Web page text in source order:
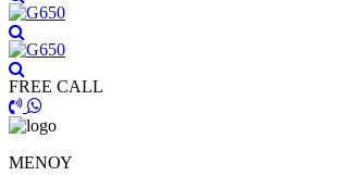
FREE CALL
ΜΕΝΟΥ